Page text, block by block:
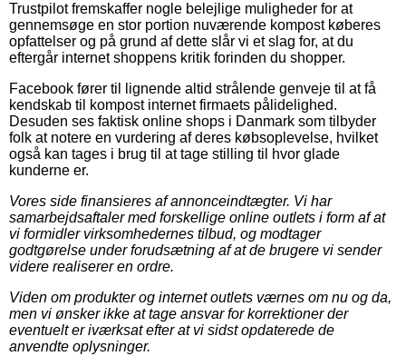
Trustpilot fremskaffer nogle belejlige muligheder for at
gennemsøge en stor portion nuværende kompost køberes
opfattelser og på grund af dette slår vi et slag for, at du
eftergår internet shoppens kritik forinden du shopper.
Facebook fører til lignende altid strålende genveje til at få
kendskab til kompost internet firmaets pålidelighed.
Desuden ses faktisk online shops i Danmark som tilbyder
folk at notere en vurdering af deres købsoplevelse, hvilket
også kan tages i brug til at tage stilling til hvor glade
kunderne er.
Vores side finansieres af annonceindtægter. Vi har
samarbejdsaftaler med forskellige online outlets i form af at
vi formidler virksomhedernes tilbud, og modtager
godtgørelse under forudsætning af at de brugere vi sender
videre realiserer en ordre.
Viden om produkter og internet outlets værnes om nu og da,
men vi ønsker ikke at tage ansvar for korrektioner der
eventuelt er iværksat efter at vi sidst opdaterede de
anvendte oplysninger.